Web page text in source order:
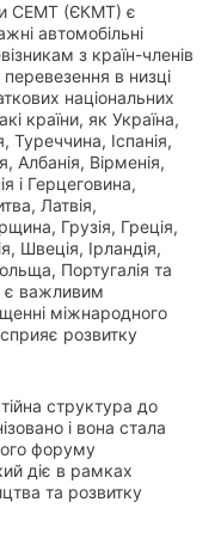
СЕМТ (ЄКМТ) є
автомобільні
з країн-членів
в низці
національних
країни, як Україна,
Туреччина, Іспанія,
Албанія, Вірменія,
і Герцеговина,
Латвія,
Грузія, Греція,
Швеція, Ірландія,
Португалія та
є важливим
міжнародного
розвитку
структура до
і вона стала
форуму
діє в рамках
та розвитку